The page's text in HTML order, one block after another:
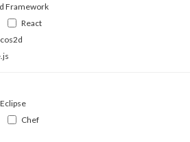
Framework
React
Eclipse
Chef